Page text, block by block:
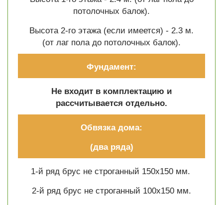
потолочных балок).
Высота 2-го этажа (если имеется) - 2.3 м.
(от лаг пола до потолочных балок).
Фундамент:
Не входит в комплектацию и
рассчитывается отдельно.
Обвязка дома:
(два ряда)
1-й ряд брус не строганный 150х150 мм.
2-й ряд брус не строганный 100х150 мм.